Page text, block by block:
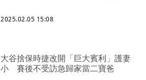
2025.02.05 15:08
大谷捨保時捷改開「巨大賓利」護妻
小 賽後不受訪急歸家當二寶爸